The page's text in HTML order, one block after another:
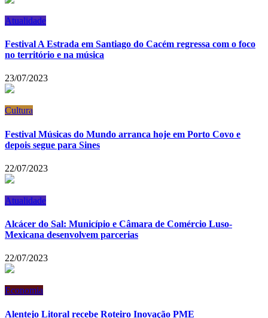
Atualidade
Festival A Estrada em Santiago do Cacém regressa com o foco
no território e na música
23/07/2023
Cultura
Festival Músicas do Mundo arranca hoje em Porto Covo e
depois segue para Sines
22/07/2023
Atualidade
Alcácer do Sal: Município e Câmara de Comércio Luso-
Mexicana desenvolvem parcerias
22/07/2023
Economia
Alentejo Litoral recebe Roteiro Inovação PME